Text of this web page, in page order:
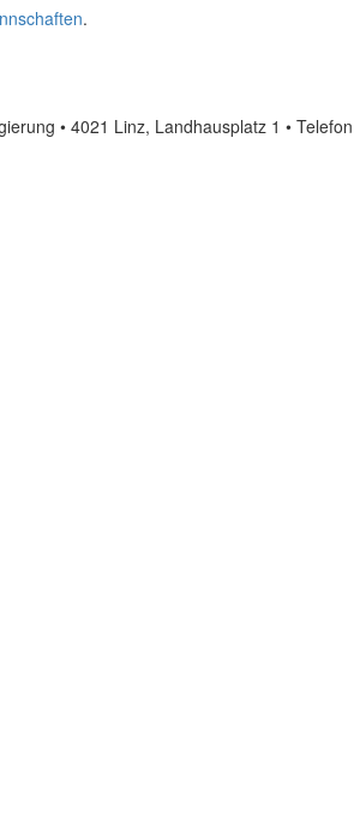
.
• 4021 Linz, Landhausplatz 1 • Telefon